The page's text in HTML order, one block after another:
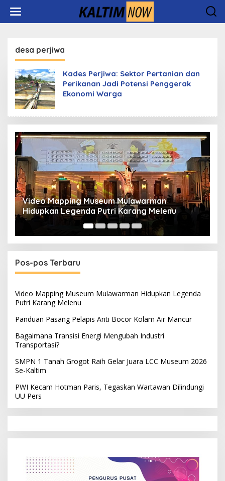
konten
desa perjiwa
Kades Perjiwa: Sektor Pertanian dan
Perikanan Jadi Potensi Penggerak
Ekonomi Warga
Video Mapping Museum Mulawarman
Hidupkan Legenda Putri Karang Melenu
Pos-pos Terbaru
Video Mapping Museum Mulawarman Hidupkan Legenda
Putri Karang Melenu
Panduan Pasang Pelapis Anti Bocor Kolam Air Mancur
Bagaimana Transisi Energi Mengubah Industri
Transportasi?
SMPN 1 Tanah Grogot Raih Gelar Juara LCC Museum 2026
Se-Kaltim
PWI Kecam Hotman Paris, Tegaskan Wartawan Dilindungi
UU Pers